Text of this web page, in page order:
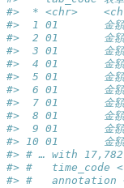
#>  * <chr>
#>  1 01       金額
#>  2 01       金額
#>  3 01       金額
#>  4 01       金額
#>  5 01       金額
#>  6 01       金額
#>  7 01       金額
#>  8 01       金額
#>  9 01       金額
#> 10 01       金額
#> # … with
#> #   time_code
#> #   annotation